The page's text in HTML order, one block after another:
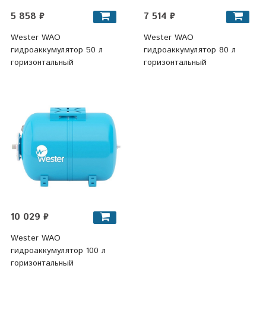
5 858 ₽
Wester WAO
гидроаккумулятор 50 л
горизонтальный
7 514 ₽
Wester WAO
гидроаккумулятор 80 л
горизонтальный
10 029 ₽
Wester WAO
гидроаккумулятор 100 л
горизонтальный